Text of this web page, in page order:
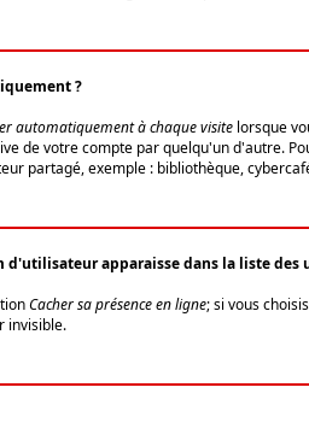
?
automatiquement à chaque visite lorsque
de votre compte par quelqu'un d'autre.
partagé, exemple : bibliothèque,
d'utilisateur apparaisse dans la liste des
Cacher sa présence en ligne; si vous
invisible.